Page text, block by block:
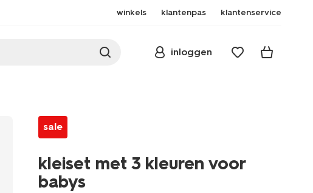
winkels klantenpas klantenservice
inloggen
sale
kleiset met 3 kleuren voor
babys